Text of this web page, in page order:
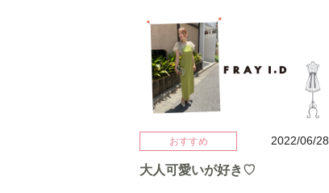
のでベルトでアレンジ。あえて肩を
落としてワンショルダーにしました
が露出を押さえたい方は通常に着る
と肩を隠したデザインになります。
そしてこちらのドレスの一押しポイ
ントはなんと言ってもサイドの抜け
ます。私はベアトップブラを合わせ
て肌見せしてみました。こちらのド
とても綺麗でお上品さを演出してく
れます♪タイト過ぎずウエストは綺麗
にでてストンと落ちるスカート部分
がスラっとみせてくれる効果も♪こち
らのドレスは9号で165センチ着用写
Continental
おすすめ 2022/06/28
大人可愛いが好き♡